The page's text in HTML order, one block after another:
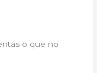
o que no